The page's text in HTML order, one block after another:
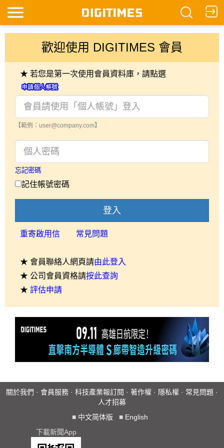
歡迎使用 DIGITIMES 會員
★ 若您是第一次使用會員資料庫，請點選
【範例：user@company.com】
忘記密碼
記住帳號密碼
登入
重寄啟用信 常見問題
★ 會員聯絡人網頁請由此登入
★ 公司會員資格請按此查詢
★ 評估申請
關於我們 · 會員服務 · 科技產業報訂閱 · 著作權 · 隱私權 · 常見問題 ·
人才招募
■ 中文简体版 ■ English
下載新聞App